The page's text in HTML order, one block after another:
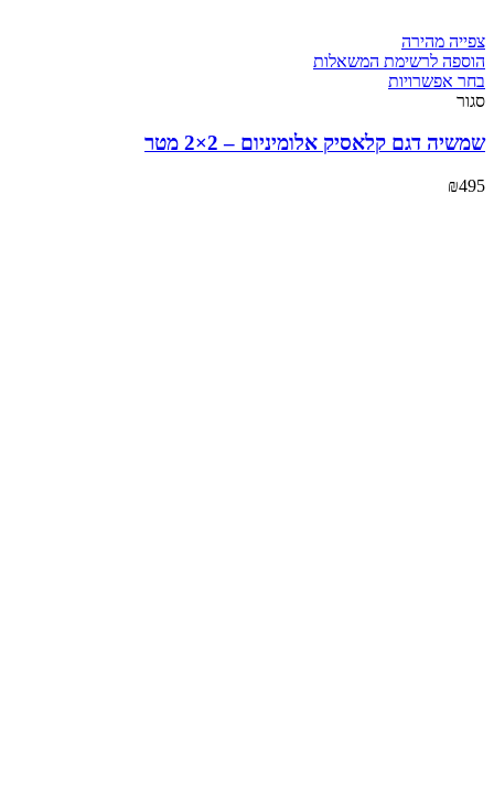
צפייה מהירה
הוספה לרשימת המשאלות
בחר אפשרויות
סגור
שמשיה דגם קלאסיק אלומיניום – 2×2 מטר
₪495